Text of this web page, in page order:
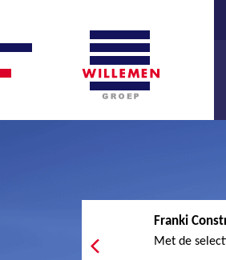
Franki
Met de